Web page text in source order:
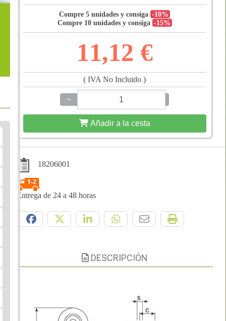
Compre 5 unidades y consiga-10%
Compre 10 unidades y consiga -15%
11,12 €
( IVA No Incluido )
−
Añadir a la cesta
18206001
Entrega de 24 a 48 horas
DESCRIPCIÓN